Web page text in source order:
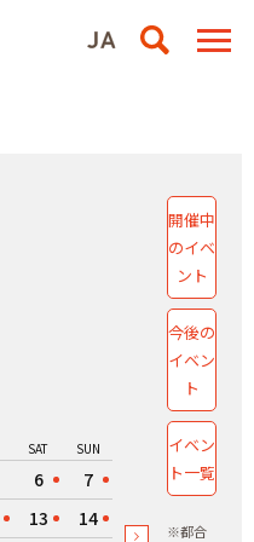
SAT SUN
6
7
13
14
開催中
のイベ
ント
今後の
イベン
ト
イベン
ト一覧
※都合